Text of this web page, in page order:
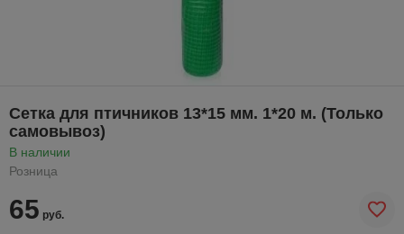
Сетка для птичников 13*15 мм. 1*20 м. (Только
самовывоз)
В наличии
Розница
65 руб.